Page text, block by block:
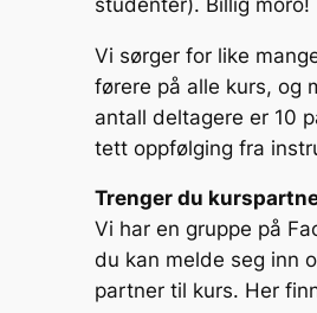
Vi sørger for like
førere på alle kurs, og
antall deltagere er 10
tett oppfølging fra
Trenger du
Vi har en gruppe på
du kan melde seg inn
partner til kurs. Her